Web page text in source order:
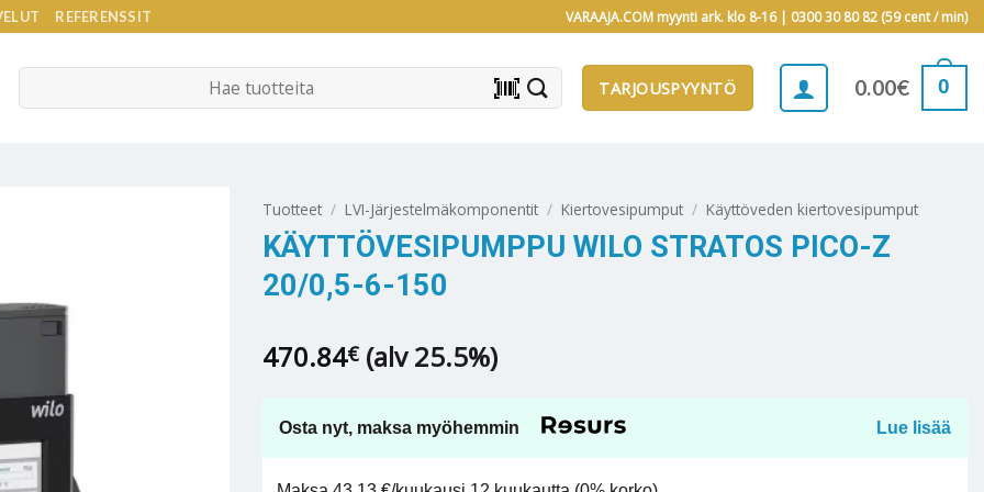
REFERENSSIT VARAAJA.COM myynti ark. klo 8-16 | 0300 30 80 82 (59 cent / min)
barcode_scanner TARJOUSPYYNTÖ 0.00€ 0
Tuotteet / LVI-Järjestelmäkomponentit / Kiertovesipumput / Käyttöveden kiertovesipumput
KÄYTTÖVESIPUMPPU WILO STRATOS PICO-Z
20/0,5-6-150
470.84€ (alv 25.5%)
Osta nyt, maksa myöhemmin Lue lisää